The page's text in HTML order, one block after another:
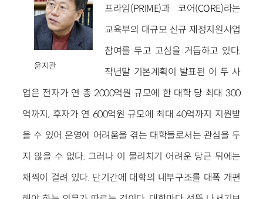
윤지관
프라임(PRIME)과 코어(CORE)라는
교육부의 대규모 신규 재정지원사업
참여를 두고 고심을 거듭하고 있다.
작년말 기본계획이 발표된 이 두 사
업은 전자가 연 총 2000억원 규모에 한 대학 당 최대 300
억까지, 후자가 연 600억원 규모에 최대 40억까지 지원받
을 수 있어 운영에 어려움을 겪는 대학들로서는 관심을 두
지 않을 수 없다. 그러나 이 물리치기 어려운 당근 뒤에는
채찍이 걸려 있다. 단기간에 대학의 내부구조를 대폭 개편